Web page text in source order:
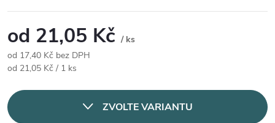
od 21,05 Kč / ks
od 17,40 Kč bez DPH
Měrná cena:
od 21,05 Kč / 1 ks
ZVOLTE VARIANTU